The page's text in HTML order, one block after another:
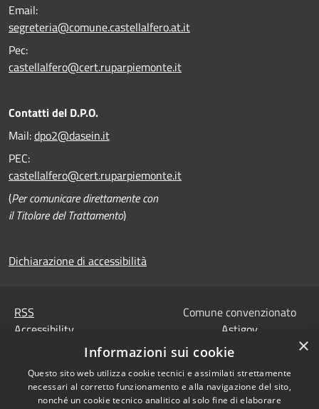
Email:
segreteria@comune.castellalfero.at.it
Pec:
castellalfero@cert.ruparpiemonte.it
Contatti del D.P.O.
Mail:dpo2@dasein.it
PEC:
castellalfero@cert.ruparpiemonte.it
(Per comunicare direttamente con
il Titolare del Trattamento)
Dichiarazione di accessibilità
RSS
Accessibility
Sitemap
Codice Univoco IPA,
Comune convenzionato
Astigov
Progetto|Convenzione
Adesioni
•Accesso redazione
×
Informazioni sui cookie
Questo sito web utilizza cookie tecnici e assimilati strettamente
necessari al corretto funzionamento e alla navigazione del sito,
nonché un cookie tecnico analitico al solo fine di elaborare